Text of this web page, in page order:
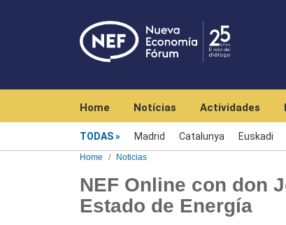
Home Notícias Actividades
TODAS Madrid Catalunya Euskadi
Home Noticias
NEF Online con don
Estado de Energía